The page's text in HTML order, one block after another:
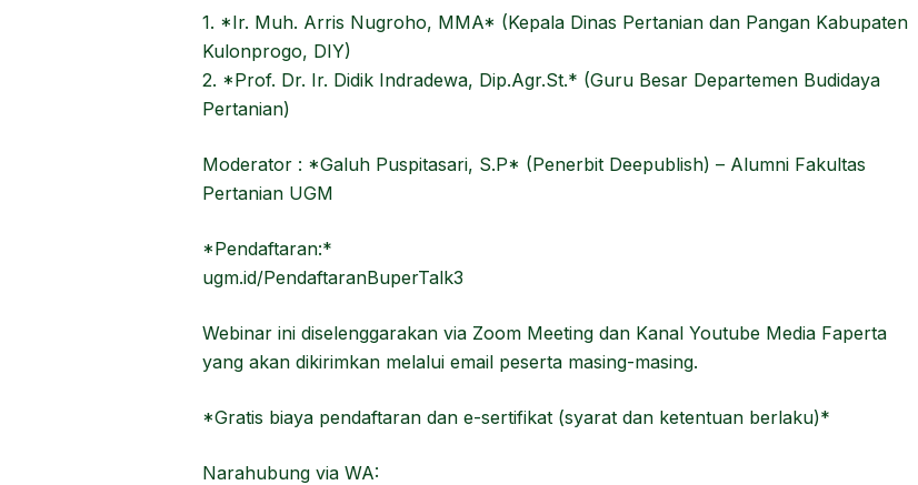
1. *Ir. Muh. Arris Nugroho, MMA* (Kepala Dinas Pertanian dan Pangan Kabupaten
Kulonprogo, DIY)
2. *Prof. Dr. Ir. Didik Indradewa, Dip.Agr.St.* (Guru Besar Departemen Budidaya
Pertanian)
Moderator : *Galuh Puspitasari, S.P* (Penerbit Deepublish) – Alumni Fakultas
Pertanian UGM
*Pendaftaran:*
ugm.id/PendaftaranBuperTalk3
Webinar ini diselenggarakan via Zoom Meeting dan Kanal Youtube Media Faperta
yang akan dikirimkan melalui email peserta masing-masing.
*Gratis biaya pendaftaran dan e-sertifikat (syarat dan ketentuan berlaku)*
Narahubung via WA: